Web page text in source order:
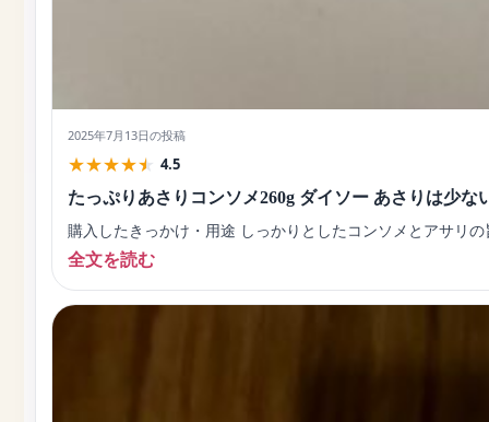
2025年7月13日の投稿
★★★★★ 4.5
たっぷりあさりコンソメ260g ダイソー あさりは少な
購入したきっかけ・用途 しっかりとしたコンソメとアサリ
全文を読む